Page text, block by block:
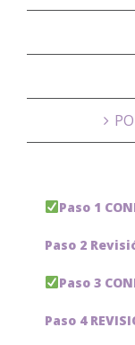
Paso 1
Paso 2
Paso 3
Paso 4